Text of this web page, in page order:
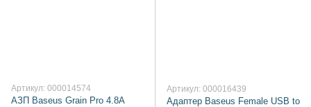
Артикул: 000014574
АЗП Baseus Grain Pro 4.8A
Артикул: 000016439
Адаптер Baseus Female USB to